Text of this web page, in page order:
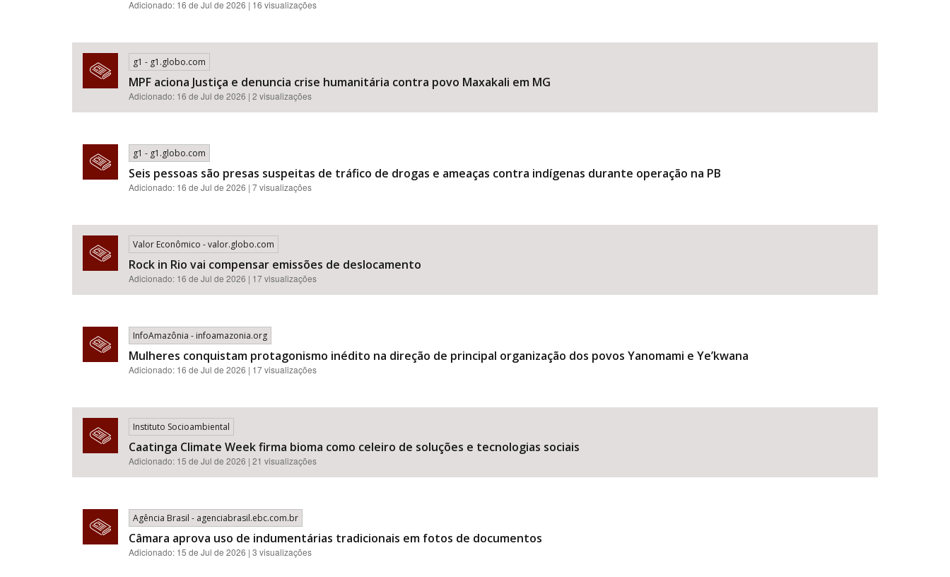
Adicionado: 16 de Jul de 2026 | 16 visualizações
g1 - g1.globo.com
MPF aciona Justiça e denuncia crise humanitária contra povo Maxakali em MG
Adicionado: 16 de Jul de 2026 | 2 visualizações
g1 - g1.globo.com
Seis pessoas são presas suspeitas de tráfico de drogas e ameaças contra indígenas durante operação na PB
Adicionado: 16 de Jul de 2026 | 7 visualizações
Valor Econômico - valor.globo.com
Rock in Rio vai compensar emissões de deslocamento
Adicionado: 16 de Jul de 2026 | 17 visualizações
InfoAmazônia - infoamazonia.org
Mulheres conquistam protagonismo inédito na direção de principal organização dos povos Yanomami e Ye’kwana
Adicionado: 16 de Jul de 2026 | 17 visualizações
Instituto Socioambiental
Caatinga Climate Week firma bioma como celeiro de soluções e tecnologias sociais
Adicionado: 15 de Jul de 2026 | 21 visualizações
Agência Brasil - agenciabrasil.ebc.com.br
Câmara aprova uso de indumentárias tradicionais em fotos de documentos
Adicionado: 15 de Jul de 2026 | 3 visualizações